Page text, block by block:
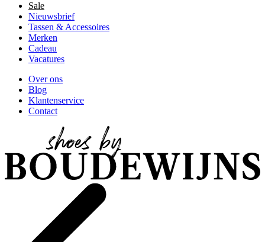
Sale
Nieuwsbrief
Tassen & Accessoires
Merken
Cadeau
Vacatures
Over ons
Blog
Klantenservice
Contact